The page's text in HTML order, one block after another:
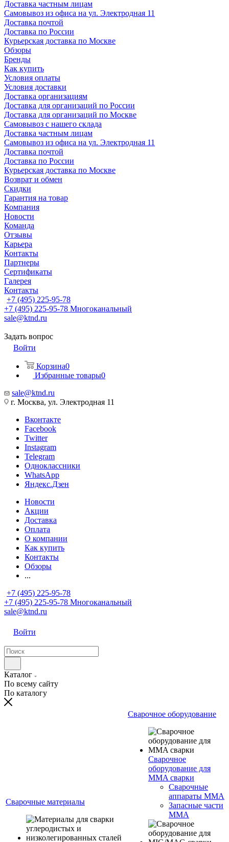
Доставка частным лицам
Самовывоз из офиса на ул. Электродная 11
Доставка почтой
Доставка по России
Курьерская доставка по Москве
Обзоры
Бренды
Как купить
Условия оплаты
Условия доставки
Доставка организациям
Доставка для организаций по России
Доставка для организаций по Москве
Самовывоз с нашего склада
Доставка частным лицам
Самовывоз из офиса на ул. Электродная 11
Доставка почтой
Доставка по России
Курьерская доставка по Москве
Возврат и обмен
Скидки
Гарантия на товар
Компания
Новости
Команда
Отзывы
Карьера
Контакты
Партнеры
Сертификаты
Галерея
Контакты
+7 (495) 225-95-78
+7 (495) 225-95-78 Многоканальный
sale@ktnd.ru
Задать вопрос
Войти
Корзина0
Избранные товары0
sale@ktnd.ru
г. Москва, ул. Электродная 11
Вконтакте
Facebook
Twitter
Instagram
Telegram
Одноклассники
WhatsApp
Яндекс.Дзен
Новости
Акции
Доставка
Оплата
О компании
Как купить
Контакты
Обзоры
...
+7 (495) 225-95-78
+7 (495) 225-95-78 Многоканальный
sale@ktnd.ru
Войти
Каталог
По всему сайту
По каталогу
Сварочные материалы
Сварочное оборудование
Сварочное
оборудование для
MMA сварки
Сварочные
аппараты MMA
Запасные части
MMA